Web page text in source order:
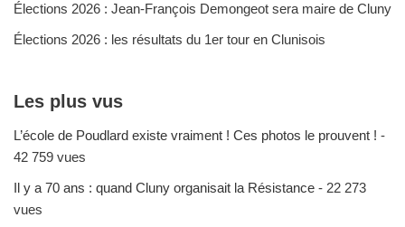
Élections 2026 : Jean-François Demongeot sera maire de Cluny
Élections 2026 : les résultats du 1er tour en Clunisois
Les plus vus
L’école de Poudlard existe vraiment ! Ces photos le prouvent ! -
42 759 vues
Il y a 70 ans : quand Cluny organisait la Résistance - 22 273
vues